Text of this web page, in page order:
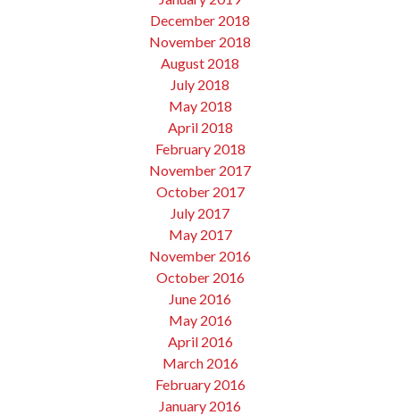
December 2018
November 2018
August 2018
July 2018
May 2018
April 2018
February 2018
November 2017
October 2017
July 2017
May 2017
November 2016
October 2016
June 2016
May 2016
April 2016
March 2016
February 2016
January 2016